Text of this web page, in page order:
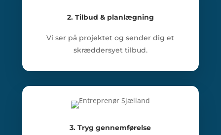
2. Tilbud & planlægning
Vi ser på projektet og sender dig et
skræddersyet tilbud.
3. Tryg gennemførelse